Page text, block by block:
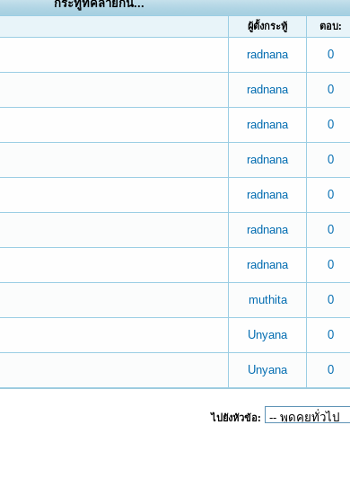
กระทู้ที่คล้ายกัน...
ผู้ตั้งกระทู้ ตอบ:
radnana 0
radnana 0
radnana 0
radnana 0
radnana 0
radnana 0
radnana 0
muthita 0
Unyana 0
Unyana 0
ไปยังหัวข้อ: